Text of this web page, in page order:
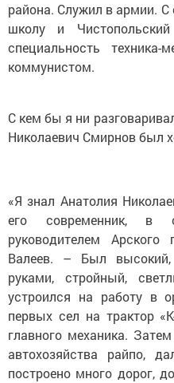
района. Служил в армии.
школу и Чистопольский
специальность
коммунистом.
С кем бы я ни
Николаевич Смирнов был
«Я знал Анатолия
его современник, в
руководителем Арского
Валеев. – Был
руками, стройный,
устроился на работу в
первых сел на трактор
главного механика.
автохозяйства райпо,
построено много дорог,